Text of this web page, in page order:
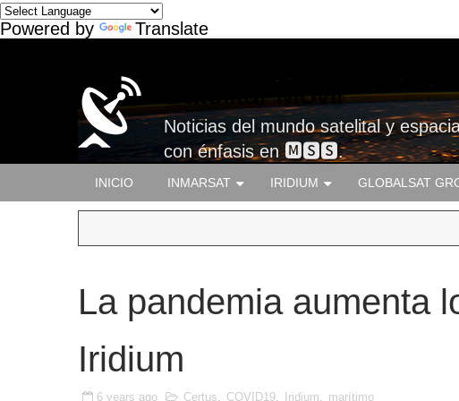
Powered by Translate
Satelital-Móvil
Noticias del mundo satelital y
con énfasis en 🅼🆂🆂.
INICIO INMARSAT IRIDIUM GLOBALSAT
La pandemia aumenta
Iridium
6 years ago Certus, COVID19, Iridium, marítimo